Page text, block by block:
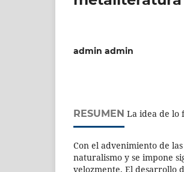
admin admin
RESUMEN La idea de lo
Con el advenimiento de
naturalismo y se impone
velozmente. El desarrollo